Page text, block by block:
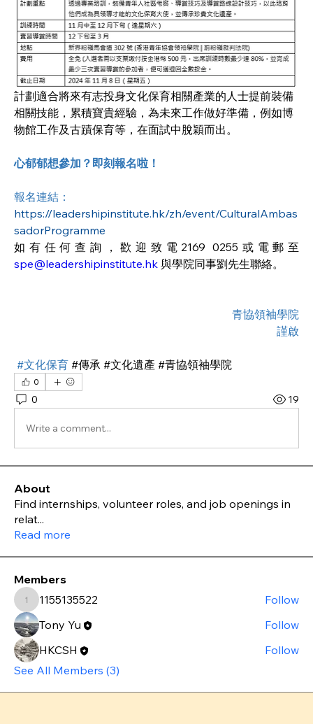
計劃適合將來有志投身文化保育相關產業的人士提前裝備
相關技能，累積寶貴經驗，為未來工作做好準備，例如博
物館工作及古蹟保育等，在面試中脫穎而出。
心郁郁想參加？即刻報名啦！
https://leadershipinstitute.hk/zh/event/CulturalAmbas
sadorProgramme
spe@leadershipinstitute.hk 與學院同事劉先生聯絡。
青協領袖學院
謹啟
#文化保育 #傳承 #文化遺產 #青協領袖學院
0
0 19
Write a comment...
About
Find internships, volunteer roles, and job openings in
relat...
Read more
Members
1155135522
1155135522
Follow
Tony Yu
Follow
HKCSH
Follow
See All Members (3)